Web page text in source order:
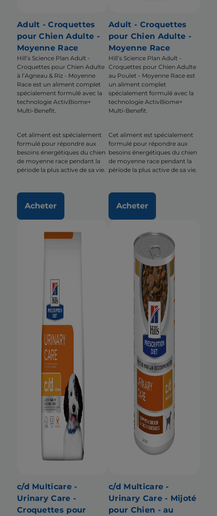
Adult - Croquettes
pour Chien Adulte -
Moyenne Race
Hill’s Science Plan Adult -
Croquettes pour Chien Adulte
à l’Agneau & Riz - Moyenne
Race est un aliment complet
spécialement formulé avec la
technologie ActivBiome+
Multi-Benefit.
Cet aliment est spécialement
formulé pour répondre aux
besoins énergétiques du chien
de moyenne race pendant la
période la plus active de sa vie.
Acheter
Adult - Croquettes
pour Chien Adulte -
Moyenne Race
Hill’s Science Plan Adult -
Croquettes pour Chien Adulte
au Poulet - Moyenne Race est
un aliment complet
spécialement formulé avec la
technologie ActivBiome+
Multi-Benefit.
Cet aliment est spécialement
formulé pour répondre aux
besoins énergétiques du chien
de moyenne race pendant la
période la plus active de sa vie.
Acheter
c/d Multicare -
Urinary Care -
Croquettes pour
c/d Multicare -
Urinary Care - Mijoté
pour Chien - au